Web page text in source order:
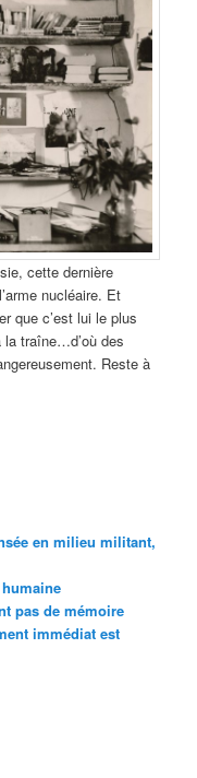
cette dernière
nucléaire. Et
que c’est lui le plus
traîne…d’où des
Reste à
en milieu militant,
pas de mémoire
immédiat est